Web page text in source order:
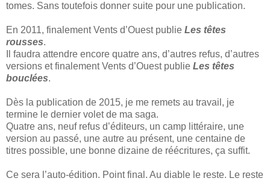
tomes. Sans toutefois donner suite pour une publication.
En 2011, finalement Vents d’Ouest publie Les têtes
rousses.
Il faudra attendre encore quatre ans, d’autres refus, d’autres
versions et finalement Vents d’Ouest publie Les têtes
bouclées.
Dès la publication de 2015, je me remets au travail, je
termine le dernier volet de ma saga.
Quatre ans, neuf refus d’éditeurs, un camp littéraire, une
version au passé, une autre au présent, une centaine de
titres possible, une bonne dizaine de réécritures, ça suffit.
Ce sera l’auto-édition. Point final. Au diable le reste. Le reste